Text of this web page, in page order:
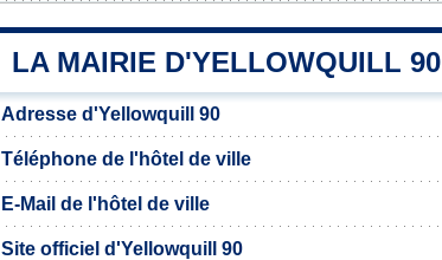
LA MAIRIE D'YELLOWQUILL 90
Adresse d'Yellowquill 90
Téléphone de l'hôtel de ville
E-Mail de l'hôtel de ville
Site officiel d'Yellowquill 90